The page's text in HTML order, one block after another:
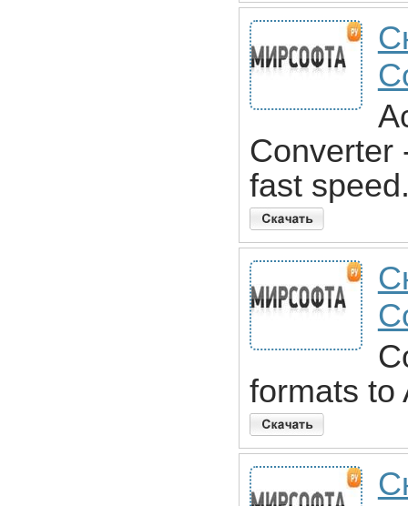
Converter
fast
formats to